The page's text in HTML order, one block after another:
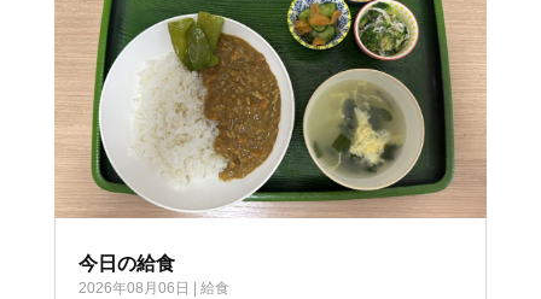
今日の給食
2026年08月06日 給食